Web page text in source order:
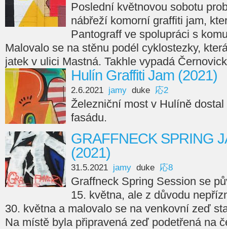
Poslední květnovou sobotu
nábřeží komorní graffiti jam,
Pantograff ve spolupráci s
Malovalo se na stěnu podél cyklostezky,
jatek v ulici Mastná. Takhle vypadá
Hulín Graffiti Jam (2021)
2.6.2021 jamy duke 応2
Železniční most v Hulíně
fasádu.
GRAFFNECK SPRING
(2021)
31.5.2021 jamy duke 応8
Graffneck Spring Session se
15. května, ale z důvodu
30. května a malovalo se na venkovní zeď
Na místě byla připravená zeď podetřená na